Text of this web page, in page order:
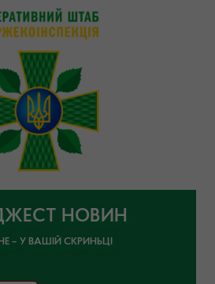
НОВИН
– У ВАШІЙ СКРИНЬЦІ